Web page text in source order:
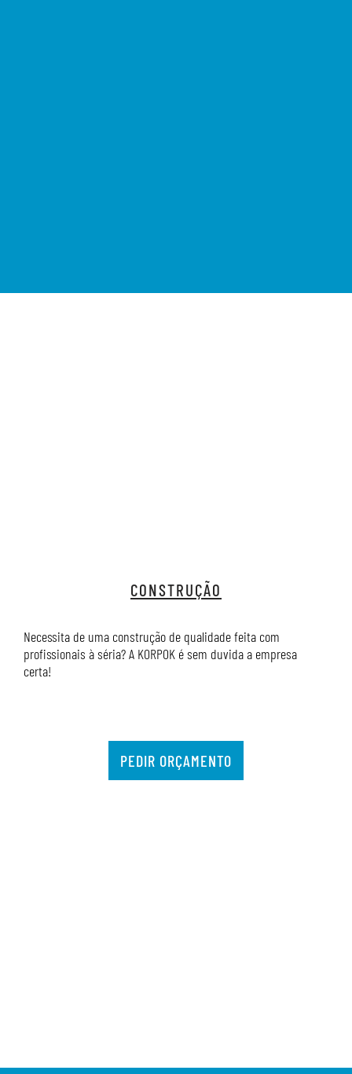
CONSTRUÇÃO
Necessita de uma construção de qualidade feita com
profissionais à séria? A KORPOK é sem duvida a empresa
certa!
PEDIR ORÇAMENTO